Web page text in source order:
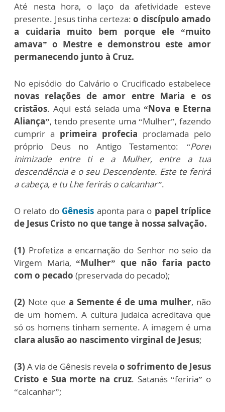
Até nesta hora, o laço da afetividade esteve
presente. Jesus tinha certeza: o discípulo amado
a cuidaria muito bem porque ele “muito
amava” o Mestre e demonstrou este amor
permanecendo junto à Cruz.
No episódio do Calvário o Crucificado estabelece
novas relações de amor entre Maria e os
cristãos. Aqui está selada uma“Nova e Eterna
Aliança”, tendo presente uma “Mulher”, fazendo
cumprir a primeira profecia proclamada pelo
próprio Deus no Antigo Testamento: “Porei
inimizade entre ti e a Mulher, entre a tua
descendência e o seu Descendente. Este te ferirá
a cabeça, e tu Lhe ferirás o calcanhar”.
O relato do Gênesis aponta para o papel tríplice
de Jesus Cristo no que tange à nossa salvação.
(1) Profetiza a encarnação do Senhor no seio da
Virgem Maria, “Mulher” que não faria pacto
com o pecado (preservada do pecado);
(2) Note que a Semente é de uma mulher, não
de um homem. A cultura judaica acreditava que
só os homens tinham semente. A imagem é uma
clara alusão ao nascimento virginal de Jesus;
(3) A via de Gênesis revela o sofrimento de Jesus
Cristo e Sua morte na cruz. Satanás “feriria” o
“calcanhar”;